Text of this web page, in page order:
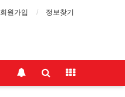
회원가입 정보찾기